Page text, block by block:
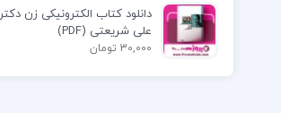
دانلود کتاب الکترونیکی زن دکتر
علی شریعتی (PDF)
30,000 تومان